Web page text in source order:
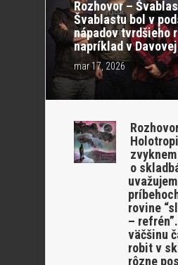
Rozhovor –
Švablastu bol v
nápadov tvrdšieho
napríklad v
mar 17, 2026
o
rovine
–
väčšinu
robit v
rôzne